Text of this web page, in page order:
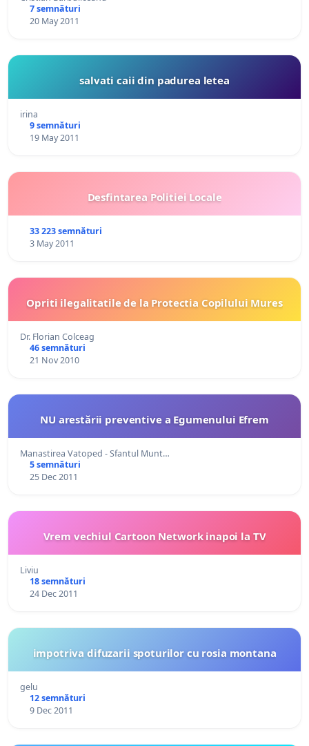
7 semnături
20 May 2011
salvati caii din padurea letea
irina
9 semnături
19 May 2011
Desfintarea Politiei Locale
33 223 semnături
3 May 2011
Opriti ilegalitatile de la Protectia Copilului Mures
Dr. Florian Colceag
46 semnături
21 Nov 2010
NU arestării preventive a Egumenului Efrem
Manastirea Vatoped - Sfantul Munt…
5 semnături
25 Dec 2011
Vrem vechiul Cartoon Network inapoi la TV
Liviu
18 semnături
24 Dec 2011
impotriva difuzarii spoturilor cu rosia montana
gelu
12 semnături
9 Dec 2011